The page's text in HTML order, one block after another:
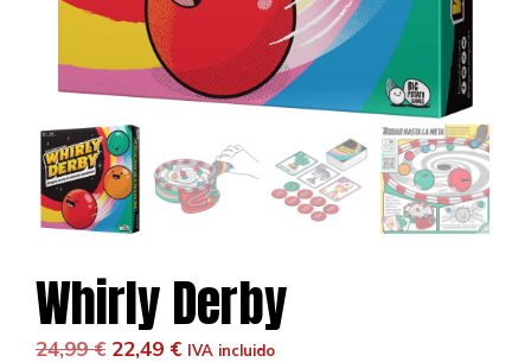
Whirly Derby
24,99€ El
22,49 €ElIVA incluido